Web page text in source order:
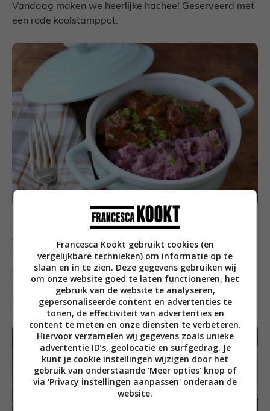
Vandaag maken we heerlijke hachee! Geserveerd met
een rode koolstamppot.
Zaterdag
In het weekend is het heerlijk om een pan soep te
maken.Deze tomatensoepkrijgt een diepe, warme
smaak door de komijn en wordt gecombineerd met
knoflookgarnalen.
Francesca Kookt gebruikt cookies (en
vergelijkbare technieken) om informatie op te
slaan en in te zien. Deze gegevens gebruiken wij
om onze website goed te laten functioneren, het
gebruik van de website te analyseren,
gepersonaliseerde content en advertenties te
tonen, de effectiviteit van advertenties en
content te meten en onze diensten te verbeteren.
Hiervoor verzamelen wij gegevens zoals unieke
advertentie ID’s, geolocatie en surfgedrag. Je
kunt je cookie instellingen wijzigen door het
gebruik van onderstaande 'Meer opties' knop of
via 'Privacy instellingen aanpassen' onderaan de
website.